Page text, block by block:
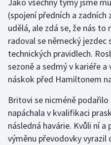
Gymnastika
Házená
Jezdectví
Krasobruslení
Lezení
Jako všechny týmy jsme
(spojení předních a
udělá, ale zdá se, že nás
radoval se německý
technických pravidlech.
sezoně a sedmý v kariéře
náskok před Hamiltonem
Britovi se nicméně
napáchala v kvalifikaci
následná havárie. Kvůli ní
výměnu převodovky vyrazil